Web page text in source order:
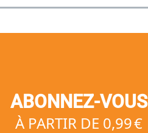
ABONNEZ-VOUS
À PARTIR DE 0,99 €